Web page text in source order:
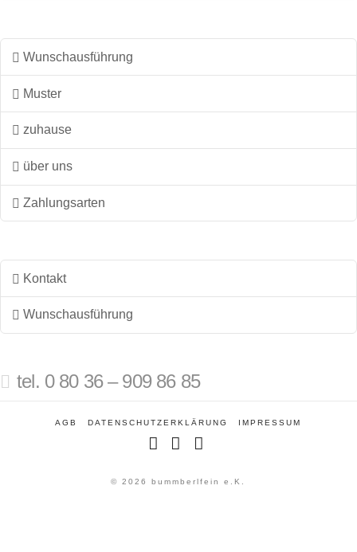
Wunschausführung
Muster
zuhause
über uns
Zahlungsarten
Kontakt
Wunschausführung
tel. 0 80 36 – 909 86 85
AGB DATENSCHUTZERKLÄRUNG IMPRESSUM
© 2026 bummberlfein e.K.